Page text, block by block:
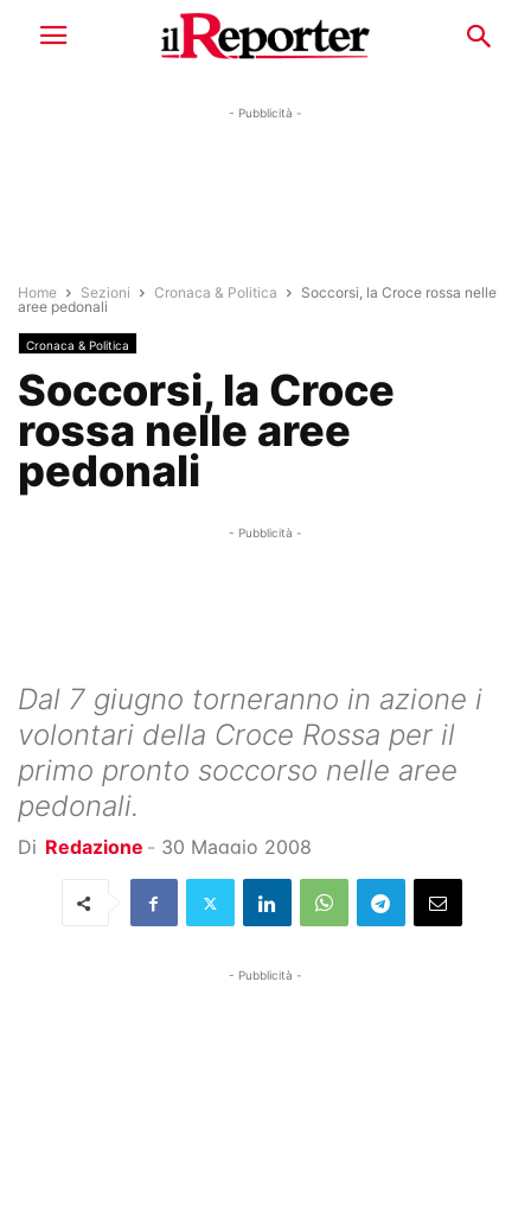
- Pubblicità -
Home Sezioni Cronaca & Politica
Soccorsi, la Croce rossa nelle
aree pedonali
Cronaca & Politica
Soccorsi, la Croce
rossa nelle aree
pedonali
- Pubblicità -
Dal 7 giugno torneranno in azione i
volontari della Croce Rossa per il
primo pronto soccorso nelle aree
pedonali.
Di Redazione - 30 Maggio 2008
- Pubblicità -